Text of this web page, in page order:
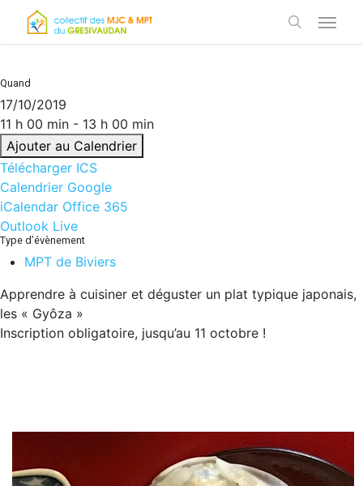
Quand
17/10/2019
11 h 00 min - 13 h 00 min
Ajouter au Calendrier
Télécharger ICS
Calendrier Google
iCalendar Office 365
Outlook Live
Type d’évènement
MPT de Biviers
Apprendre à cuisiner et déguster un plat typique japonais,
les « Gyôza »
Inscription obligatoire, jusqu’au 11 octobre !